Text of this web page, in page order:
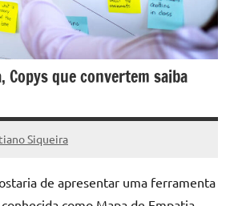
Copys que convertem saiba
Siqueira
de apresentar uma ferramenta